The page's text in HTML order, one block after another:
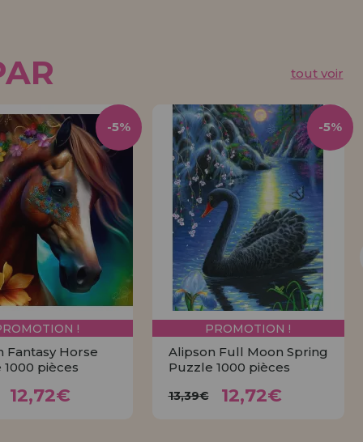
tout voir
!
Fantasy Horse
pièces
12,72€
-5%
PROMOTION !
Alipson Full Moon Spring
Puzzle 1000 pièces
13,39€ 12,72€
-5%